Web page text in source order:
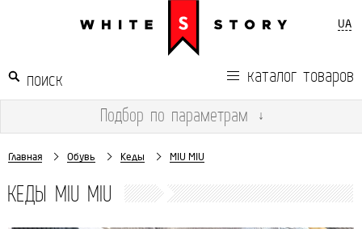
UA
каталог товаров
Подбор по параметрам ↓
Главная Обувь Кеды MIU MIU
КЕДЫ MIU MIU